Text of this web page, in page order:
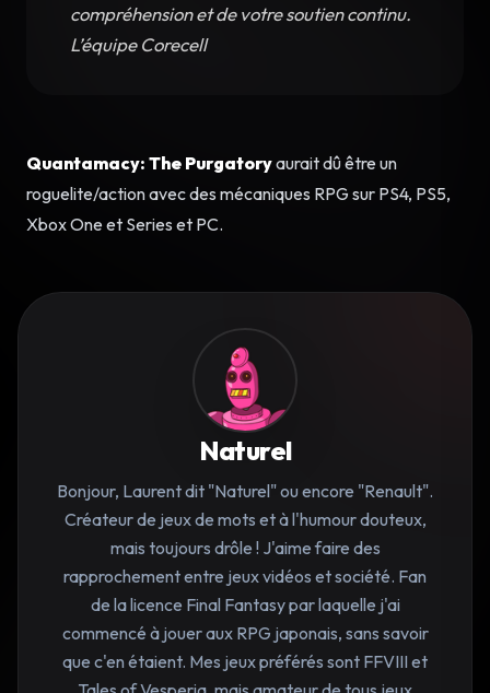
compréhension et de votre soutien continu.
L’équipe Corecell
Quantamacy: The Purgatoryaurait dû être un
roguelite/action avec des mécaniques RPG sur PS4, PS5,
Xbox One et Series et PC.
Naturel
Bonjour, Laurent dit "Naturel" ou encore "Renault".
Créateur de jeux de mots et à l'humour douteux,
mais toujours drôle ! J'aime faire des
rapprochement entre jeux vidéos et société. Fan
de la licence Final Fantasy par laquelle j'ai
commencé à jouer aux RPG japonais, sans savoir
que c'en étaient. Mes jeux préférés sont FFVIII et